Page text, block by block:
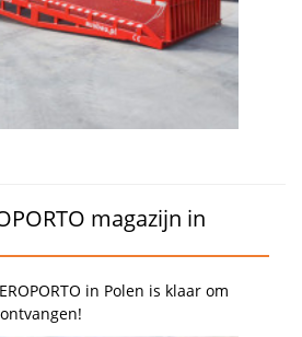
magazijn in
in Polen is klaar om